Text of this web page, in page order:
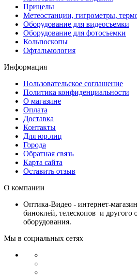
Прицелы
Метеостанции, гигрометры,
Оборудование для видеосъемки
Оборудование для фотосъемки
Кольпоскопы
Офтальмология
Информация
Пользовательское соглашение
Политика конфиденциальности
О магазине
Оплата
Доставка
Контакты
Для юр.лиц
Города
Обратная связь
Карта сайта
Оставить отзыв
О компании
Оптика-Видео - интернет-
биноклей, телескопов и другого
оборудования.
Мы в социальных сетях